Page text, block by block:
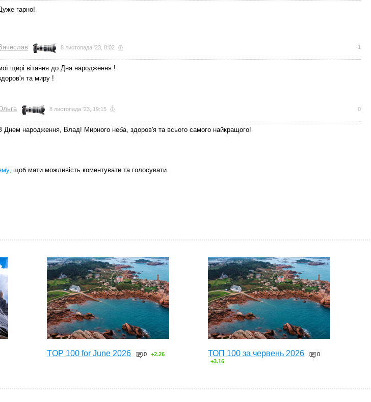
гарно!
8 листопада '23, 8:02 -1
щирі вітання до Дня народження !
та миру !
8 листопада '23, 19:15 0
Днем народження, Влад! Мирного неба, здоров'я та всього самого найкращого!
, щоб мати можливість коментувати та голосувати.
TOP 100 for June 2026 0 +2.26 ТОП 100 за червень 2026
0
+3.16